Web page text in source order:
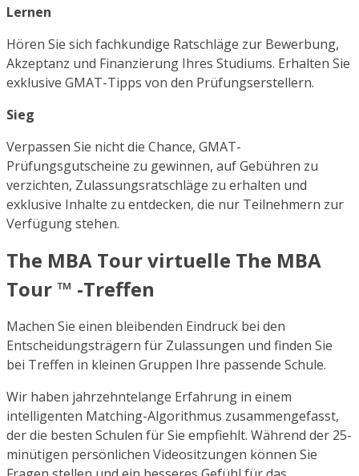
Lernen
Hören Sie sich fachkundige Ratschläge zur Bewerbung,
Akzeptanz und Finanzierung Ihres Studiums. Erhalten Sie
exklusive GMAT-Tipps von den Prüfungserstellern.
Sieg
Verpassen Sie nicht die Chance, GMAT-
Prüfungsgutscheine zu gewinnen, auf Gebühren zu
verzichten, Zulassungsratschläge zu erhalten und
exklusive Inhalte zu entdecken, die nur Teilnehmern zur
Verfügung stehen.
The MBA Tour virtuelle The MBA
Tour ™ -Treffen
Machen Sie einen bleibenden Eindruck bei den
Entscheidungsträgern für Zulassungen und finden Sie
bei Treffen in kleinen Gruppen Ihre passende Schule.
Wir haben jahrzehntelange Erfahrung in einem
intelligenten Matching-Algorithmus zusammengefasst,
der die besten Schulen für Sie empfiehlt. Während der 25-
minütigen persönlichen Videositzungen können Sie